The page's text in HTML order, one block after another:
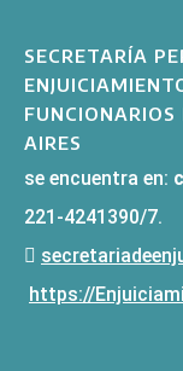
SECRETARÍA
FUNCIONARIOS
AIRES
se encuentra en:
221-4241390/7.
https://